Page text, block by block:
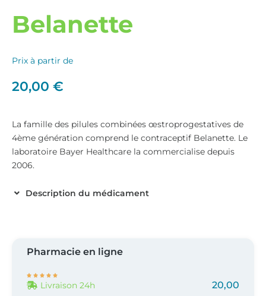
Belanette
Prix à partir de
20,00 €
La famille des pilules combinées œstroprogestatives de
4ème génération comprend le contraceptif Belanette. Le
laboratoire Bayer Healthcare la commercialise depuis
2006.
Description du médicament
Pharmacie en ligne
    
Livraison 24h 20,00